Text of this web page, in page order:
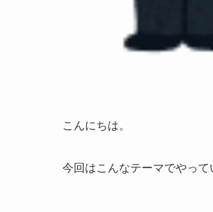
こんにちは。
今回はこんなテーマでやって